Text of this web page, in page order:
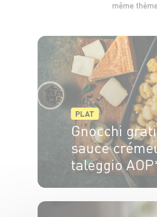
même thème.
PLAT
Gnocchi
sauce
taleggio